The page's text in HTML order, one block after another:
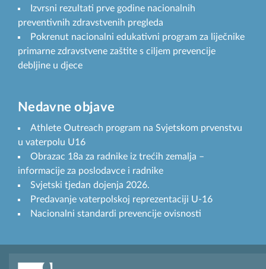
Izvrsni rezultati prve godine nacionalnih
preventivnih zdravstvenih pregleda
Pokrenut nacionalni edukativni program za liječnike
primarne zdravstvene zaštite s ciljem prevencije
debljine u djece
Nedavne objave
Athlete Outreach program na Svjetskom prvenstvu
u vaterpolu U16
Obrazac 18a za radnike iz trećih zemalja –
informacije za poslodavce i radnike
Svjetski tjedan dojenja 2026.
Predavanje vaterpolskoj reprezentaciji U-16
Nacionalni standardi prevencije ovisnosti